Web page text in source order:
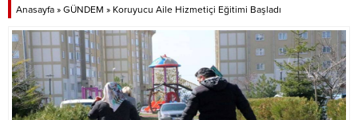
Anasayfa » GÜNDEM » Koruyucu Aile Hizmetiçi Eğitimi Başladı